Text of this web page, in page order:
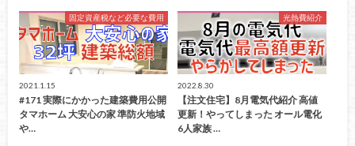
固定資産税など必要な費用
2021.1.15
#171 実際にかかった建築費用公開
タマホーム 大安心の家 準防火地域
や…
光熱費紹介
2022.8.30
【注文住宅】8月電気代紹介 高値
更新！やってしまった オール電化
6人家族 …